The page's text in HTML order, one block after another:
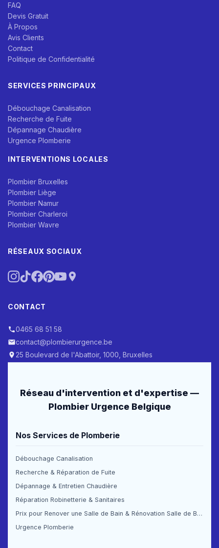
FAQ
Devis Gratuit
À Propos
Avis Clients
Contact
Politique de Confidentialité
SERVICES PRINCIPAUX
Débouchage Canalisation
Recherche de Fuite
Dépannage Chaudière
Urgence Plomberie
INTERVENTIONS LOCALES
Plombier Bruxelles
Plombier Liège
Plombier Namur
Plombier Charleroi
Plombier Wavre
RÉSEAUX SOCIAUX
CONTACT
0465 68 51 58
contact@plombierurgence.be
25 Boulevard de l'Abattoir, 1000, Bruxelles
Réseau d'intervention et d'expertise —
Plombier Urgence Belgique
Nos Services de Plomberie
Débouchage Canalisation
Recherche & Réparation de Fuite
Dépannage & Entretien Chaudière
Réparation Robinetterie & Sanitaires
Prix pour Renover une Salle de Bain & Rénovation Salle de Bain Prix
Urgence Plomberie